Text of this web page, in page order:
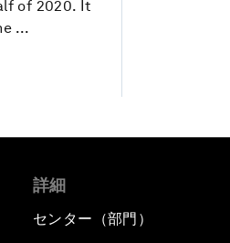
of 2020. It
...
詳細
センター（部門）